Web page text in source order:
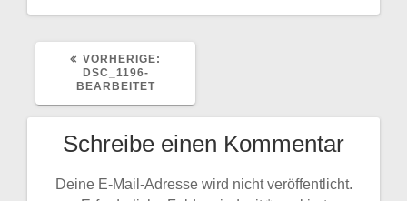
VORHERIGE:
DSC_1196-
BEARBEITET
Schreibe einen Kommentar
Deine E-Mail-Adresse wird nicht veröffentlicht.